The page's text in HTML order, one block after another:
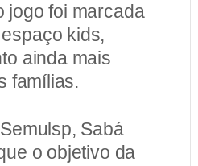
jogo foi marcada
kids,
ainda mais
famílias.
Sabá
o objetivo da